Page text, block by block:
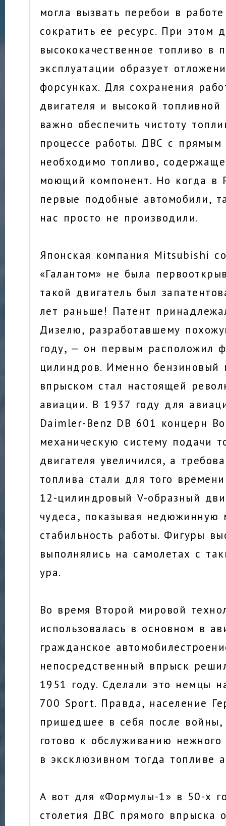
могла вызвать перебои в
сократить ее ресурс. При этом
высококачественное топливо в
эксплуатации образует
форсунках. Для сохранения
двигателя и высокой топливной
важно обеспечить чистоту
процессе работы. ДВС с
необходимо топливо,
моющий компонент. Но когда в
первые подобные автомобили,
нас просто не производили.
Японская компания Mitsubishi
«Галантом» не была
такой двигатель был
лет раньше! Патент
Дизелю, разработавшему
году, — он первым расположил
цилиндров. Именно
впрыском стал настоящей
авиации. В 1937 году для
Daimler-Benz DB 601 концерн
механическую систему подачи
двигателя увеличился, а
топлива стали для того
12-цилиндровый V-образный
чудеса, показывая
стабильность работы. Фигуры
выполнялись на самолетах с
ура.
Во время Второй мировой
использовалась в основном в
гражданское
непосредственный впрыск
1951 году. Сделали это немцы
700 Sport. Правда, население
пришедшее в себя после войны,
готово к обслуживанию
в эксклюзивном тогда топливе
А вот для «Формулы-1» в 50-х
столетия ДВС прямого впрыска